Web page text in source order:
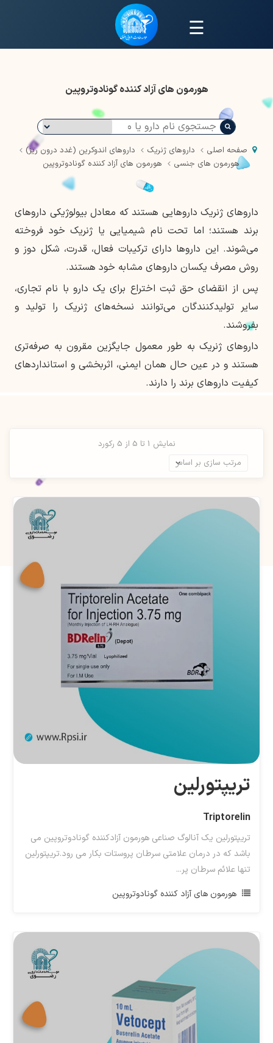
☰
هورمون های آزاد کننده گونادوتروپین
صفحه اصلی داروهای ژنریک
داروهای اندوکرین (غدد درون ریز)
هورمون های جنسی
هورمون های آزاد کننده گونادوتروپین
داروهای ژنریک داروهایی هستند که معادل بیولوژیکی داروهای
برند هستند؛ اما تحت نام شیمیایی یا ژنریک خود فروخته
می‌شوند. این داروها دارای ترکیبات فعال، قدرت، شکل دوز و
روش مصرف یکسان داروهای مشابه خود هستند.
پس از انقضای حق ثبت اختراع برای یک دارو با نام تجاری،
سایر تولیدکنندگان می‌توانند نسخه‌های ژنریک را تولید و
بفروشند.
داروهای ژنریک به طور معمول جایگزین مقرون به صرفه‌تری
هستند و در عین حال همان ایمنی، اثربخشی و استانداردهای
کیفیت داروهای برند را دارند.
نمایش 1 تا 5 از 5 رکورد
تریپتورلین
Triptorelin
تریپتورلین یک آنالوگ صناعی هورمون آزادکننده گونادوتروپین می
باشد که در درمان علامتی سرطان پروستات بکار می رود.تریپتورلین
تنها علائم سرطان پر...
هورمون های آزاد کننده گونادوتروپین